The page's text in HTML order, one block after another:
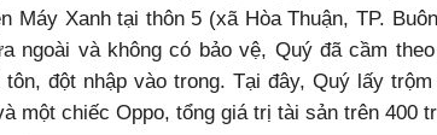
Máy Xanh tại thôn 5 (xã Hòa Thuận, TP.
ngoài và không có bảo vệ, Quý đã cầm
tôn, đột nhập vào trong. Tại đây, Quý lấy
một chiếc Oppo, tổng giá trị tài sản trên 400